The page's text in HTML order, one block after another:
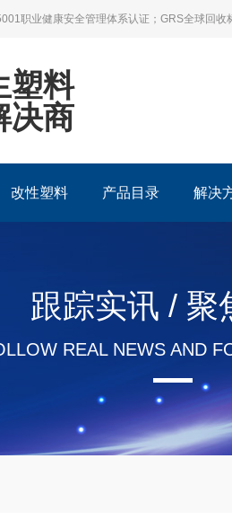
职业健康安全管理体系认证；GRS全球回
塑料
决商
改性塑料 产品目录 解决
跟踪实讯 / 聚
REAL NEWS AND